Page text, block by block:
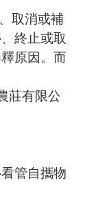
取消或補
終止或取
原因。而
莊有限公
管自攜物